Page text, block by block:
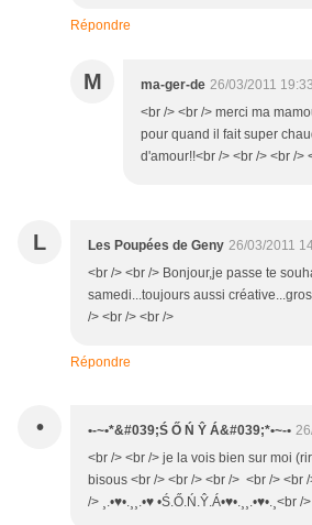
Répondre
M ma-ger-de 26/03/2011 19:33
<br /> <br /> merci ma
pour quand il fait super
d'amour!!<br /> <br /> <br />
L Les Poupées de Geny 26/03/2011
<br /> <br /> Bonjour,je passe te
samedi...toujours aussi
/> <br /> <br />
Répondre
• •-~•*&#039;Ś Ő Ń Ŷ Á&#039;*•~-•
<br /> <br /> je la vois bien sur moi
bisous <br /> <br /> <br /> <br /> <br
/> ¸.•♥•.¸¸.•♥